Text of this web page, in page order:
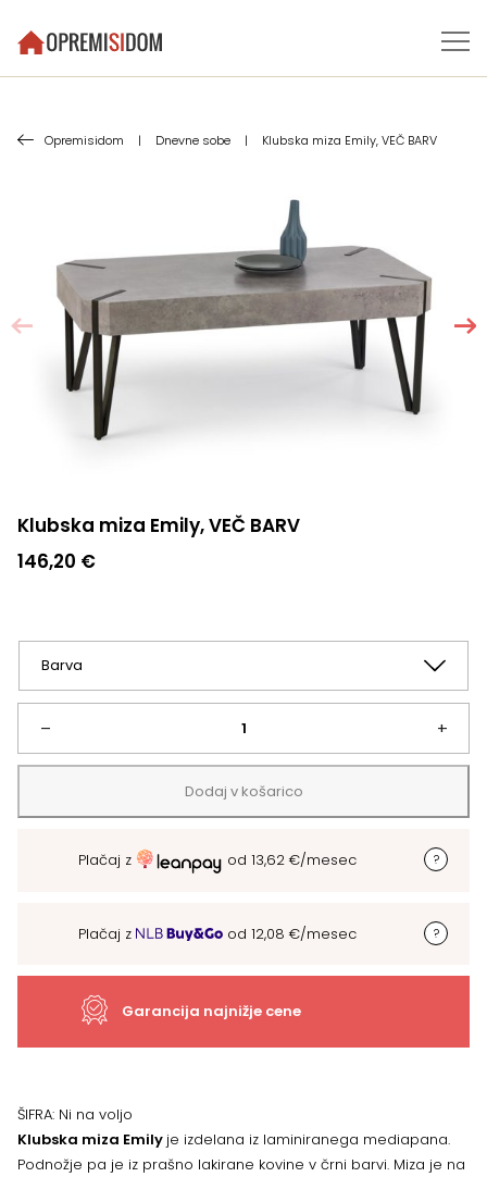
Opremisidom | Dnevne sobe | Klubska miza Emily, VEČ BARV
Klubska miza Emily, VEČ BARV
146,20 €
–
Klubska
miza
Emily,
+
Dodaj v košarico
Plačaj z od 13,62 €/mesec
Plačaj z od 12,08 €/mesec
Garancija najnižje cene
ŠIFRA: Ni na voljo
Klubska miza Emily je izdelana iz laminiranega mediapana.
Podnožje pa je iz prašno lakirane kovine v črni barvi. Miza je na